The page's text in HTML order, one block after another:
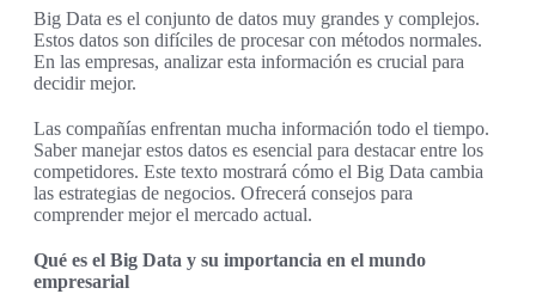
Big Data es el conjunto de datos muy grandes y complejos.
Estos datos son difíciles de procesar con métodos normales.
En las empresas, analizar esta información es crucial para
decidir mejor.
Las compañías enfrentan mucha información todo el tiempo.
Saber manejar estos datos es esencial para destacar entre los
competidores. Este texto mostrará cómo el Big Data cambia
las estrategias de negocios. Ofrecerá consejos para
comprender mejor el mercado actual.
Qué es el Big Data y su importancia en el mundo
empresarial